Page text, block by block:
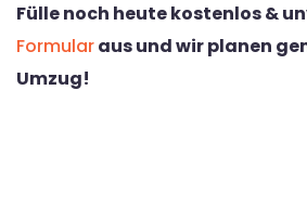
Fülle noch heute kostenlos &
Formularaus und wir planen
Umzug!